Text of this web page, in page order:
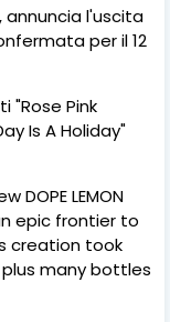
annuncia l'uscita
per il 12
"Rose Pink
Is A Holiday"
DOPE LEMON
epic frontier to
creation took
many bottles